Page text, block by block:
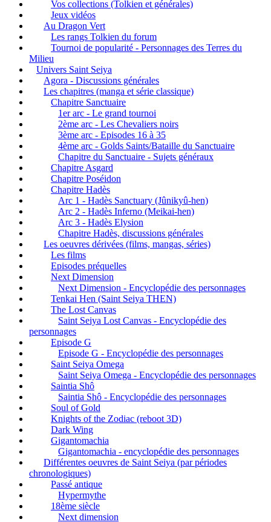
Vos collections (Tolkien et générales)
Jeux vidéos
Au Dragon Vert
Les rangs Tolkien du forum
Tournoi de popularité - Personnages des Terres du
Milieu
Univers Saint Seiya
Agora - Discussions générales
Les chapitres (manga et série classique)
Chapitre Sanctuaire
1er arc - Le grand tournoi
2ème arc - Les Chevaliers noirs
3ème arc - Episodes 16 à 35
4ème arc - Golds Saints/Bataille du Sanctuaire
Chapitre du Sanctuaire - Sujets généraux
Chapitre Asgard
Chapitre Poséidon
Chapitre Hadès
Arc 1 - Hadès Sanctuary (Jûnikyû-hen)
Arc 2 - Hadès Inferno (Meikai-hen)
Arc 3 - Hadès Elysion
Chapitre Hadès, discussions générales
Les oeuvres dérivées (films, mangas, séries)
Les films
Episodes préquelles
Next Dimension
Next Dimension - Encyclopédie des personnages
Tenkai Hen (Saint Seiya THEN)
The Lost Canvas
Saint Seiya Lost Canvas - Encyclopédie des
personnages
Episode G
Episode G - Encyclopédie des personnages
Saint Seiya Omega
Saint Seiya Omega - Encyclopédie des personnages
Saintia Shô
Saintia Shô - Encyclopédie des personnages
Soul of Gold
Knights of the Zodiac (reboot 3D)
Dark Wing
Gigantomachia
Gigantomachia - encyclopédie des personnages
Différentes oeuvres de Saint Seiya (par périodes
chronologiques)
Passé antique
Hypermythe
18ème siècle
Next dimension